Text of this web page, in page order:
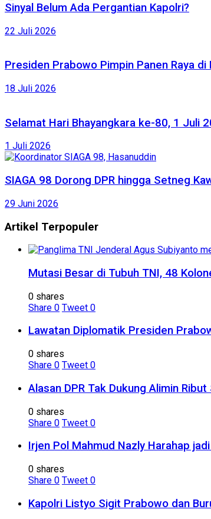
Sinyal Belum Ada Pergantian Kapolri?
22 Juli 2026
Presiden Prabowo Pimpin Panen Raya
18 Juli 2026
Selamat Hari Bhayangkara ke-80, 1 Juli
1 Juli 2026
SIAGA 98 Dorong DPR hingga Setneg
29 Juni 2026
Artikel Terpopuler
Mutasi Besar di Tubuh TNI, 48
0 shares
Share 0 Tweet 0
Lawatan Diplomatik Presiden
0 shares
Share 0 Tweet 0
Alasan DPR Tak Dukung Alimin
0 shares
Share 0 Tweet 0
Irjen Pol Mahmud Nazly Harahap
0 shares
Share 0 Tweet 0
Kapolri Listyo Sigit Prabowo dan